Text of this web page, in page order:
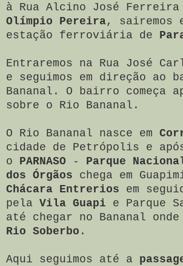
à Rua Alcino José
Olímpio Pereira, sairemos
estação ferroviária de
Entraremos na Rua José
e seguimos em direção ao
Bananal. O bairro começa
sobre o Rio Bananal.
O Rio Bananal nasce em
cidade de Petrópolis e
o PARNASO - Parque
dos Órgãos chega em
Chácara Entrerios em
pela Vila Guapi e Parque
até chegar no Bananal onde
Rio Soberbo .
Aqui seguimos até a